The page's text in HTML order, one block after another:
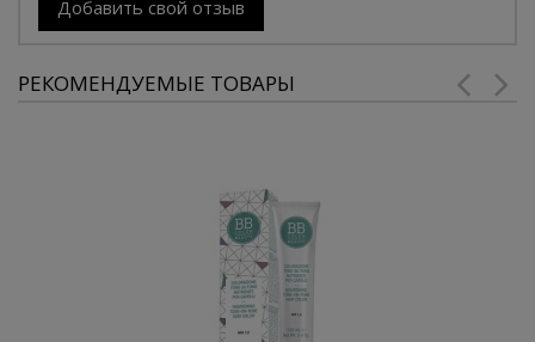
Добавить свой отзыв
РЕКОМЕНДУЕМЫЕ ТОВАРЫ